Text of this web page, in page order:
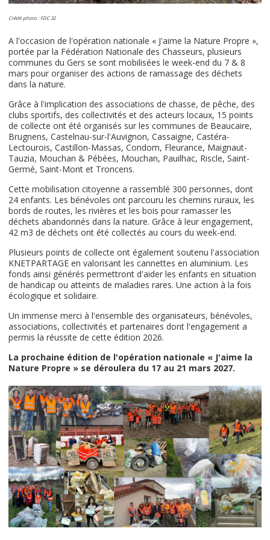
Crédit photo : FDC 32
A l'occasion de l'opération nationale « J'aime la Nature Propre »,
portée par la Fédération Nationale des Chasseurs, plusieurs
communes du Gers se sont mobilisées le week-end du 7 & 8
mars pour organiser des actions de ramassage des déchets
dans la nature.
Grâce à l'implication des associations de chasse, de pêche, des
clubs sportifs, des collectivités et des acteurs locaux, 15 points
de collecte ont été organisés sur les communes de Beaucaire,
Brugnens, Castelnau-sur-l'Auvignon, Cassaigne, Castéra-
Lectourois, Castillon-Massas, Condom, Fleurance, Maignaut-
Tauzia, Mouchan & Pébées, Mouchan, Pauilhac, Riscle, Saint-
Germé, Saint-Mont et Troncens.
Cette mobilisation citoyenne a rassemblé 300 personnes, dont
24 enfants. Les bénévoles ont parcouru les chemins ruraux, les
bords de routes, les rivières et les bois pour ramasser les
déchets abandonnés dans la nature. Grâce à leur engagement,
42 m3 de déchets ont été collectés au cours du week-end.
Plusieurs points de collecte ont également soutenu l'association
KNETPARTAGE en valorisant les cannettes en aluminium. Les
fonds ainsi générés permettront d'aider les enfants en situation
de handicap ou atteints de maladies rares. Une action à la fois
écologique et solidaire.
Un immense merci à l'ensemble des organisateurs, bénévoles,
associations, collectivités et partenaires dont l'engagement a
permis la réussite de cette édition 2026.
La prochaine édition de l'opération nationale « J'aime la
Nature Propre » se déroulera du 17 au 21 mars 2027.